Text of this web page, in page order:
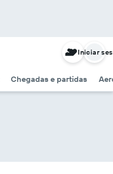
Chegadas e partidas
Iniciar